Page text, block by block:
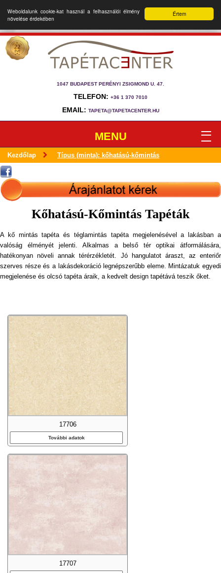
Értem
Weboldalunk cookie-kat használ a felhasználói élmény
növelése érdekében
1047 BUDAPEST PERÉNYI ZSIGMOND U. 47.
TELEFON: +36 1 370 7010
EMAIL: TAPETA@TAPETACENTER.HU
MENU
Kezdőlap Típus (minta): kőhatású-kőmintás
Kőhatású-Kőmintás Tapéták
A kő mintás tapéta és téglamintás tapéta megjelenésével a lakásban a
valóság élményét jelenti. Alkalmas a belső tér optikai átformálására,
hatékonyan növeli annak térérzékletét. Jó hangulatot áraszt, az enteriőr
szerves része és a lakásdekoráció legnépszerűbb eleme. Mintázatuk egyedi
megjelenése és olcsó tapéta áraik, a kedvelt design tapétává teszik őket.
17706
További adatok
17707